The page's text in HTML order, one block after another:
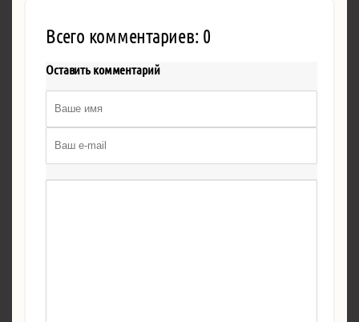
Всего комментариев: 0
Оставить комментарий